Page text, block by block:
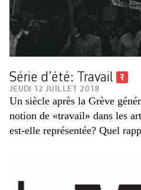
Série d’été: Travail
JEUDI 12 JUILLET 2018
Un siècle après la Grève
notion de «travail» dans les
est-elle représentée? Quel